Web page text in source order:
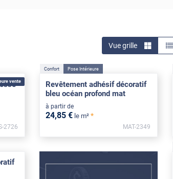
Vue grille
vente
2726
Confort Pose Intérieure
Revêtement adhésif décoratif
bleu océan profond mat
à partir de
24,85 € le m² *
MAT-2349